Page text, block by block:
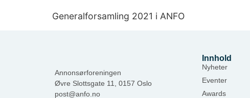
Generalforsamling 2021 i ANFO
Annonsørforeningen
Øvre Slottsgate 11, 0157 Oslo
post@anfo.no
Innhold
Nyheter
Eventer
Awards